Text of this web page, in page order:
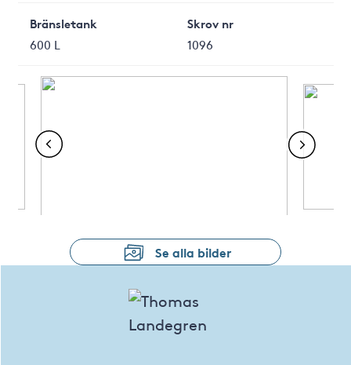
Bränsletank
600 L
Skrov nr
1096
Se alla bilder